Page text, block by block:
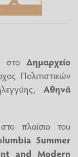
στο Δημαρχείο
Πολιτιστικών
Αθηνά
πλαίσιο του
Summer
and Modern